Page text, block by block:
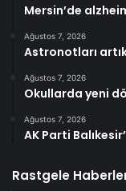
Mersin’de
Ağustos 7, 2026
Astronotları
Ağustos 7, 2026
Okullarda yeni
Ağustos 7, 2026
AK Parti
Rastgele